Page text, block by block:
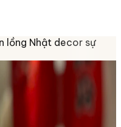
lồng Nhật decor sự